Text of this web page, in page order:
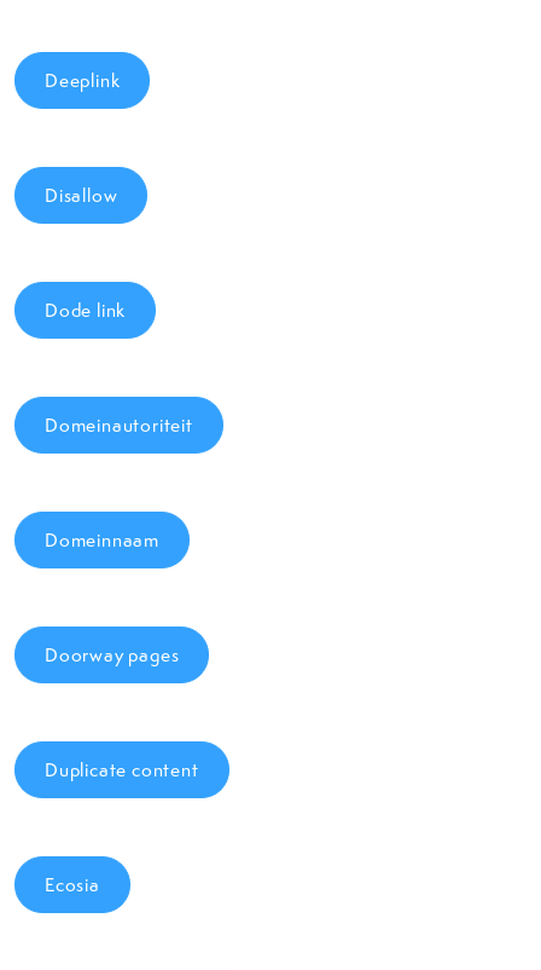
Deeplink
Disallow
Dode link
Domeinautoriteit
Domeinnaam
Doorway pages
Duplicate content
Ecosia